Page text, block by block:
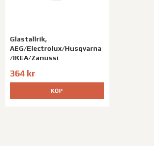
Glastallrik,
AEG/Electrolux/Husqvarna
/IKEA/Zanussi
364 kr
KÖP